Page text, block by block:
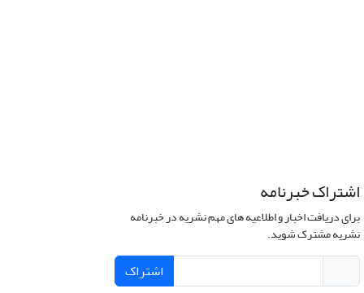
اشتراک خبرنامه
برای دریافت اخبار و اطلاعیه های مهم نشریه در خبرنامه
نشریه مشترک شوید.
اشتراک